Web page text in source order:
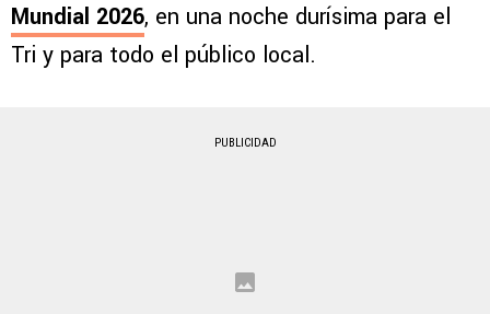
Mundial 2026, en una noche durísima para el
Tri y para todo el público local.
PUBLICIDAD